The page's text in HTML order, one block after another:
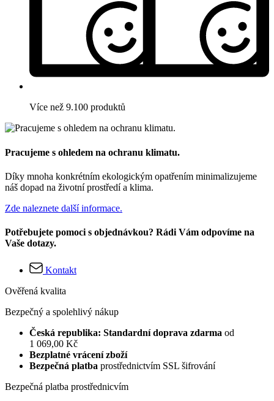
Více než 9.100 produktů
Pracujeme s ohledem na ochranu klimatu.
Díky mnoha konkrétním ekologickým opatřením minimalizujeme
náš dopad na životní prostředí a klima.
Zde naleznete další informace.
Potřebujete pomoci s objednávkou? Rádi Vám odpovíme na
Vaše dotazy.
Kontakt
Ověřená kvalita
Bezpečný a spolehlivý nákup
Česká republika: Standardní doprava zdarma od
1 069,00 Kč
Bezplatné vrácení zboží
Bezpečná platba prostřednictvím SSL šifrování
Bezpečná platba prostřednicvím